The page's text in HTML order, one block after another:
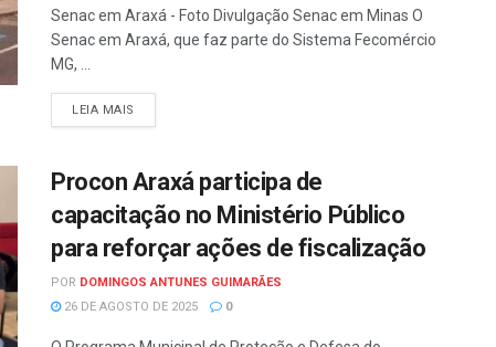
Senac em Araxá - Foto Divulgação Senac em Minas O
Senac em Araxá, que faz parte do Sistema Fecomércio
MG, ...
LEIA MAIS
Procon Araxá participa de
capacitação no Ministério Público
para reforçar ações de fiscalização
POR DOMINGOS ANTUNES GUIMARÃES
26 DE AGOSTO DE 2025
0